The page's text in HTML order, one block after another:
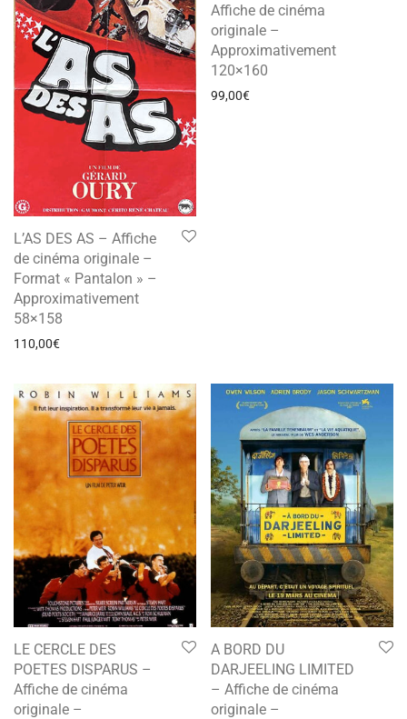
L’AS DES AS – Affiche
de cinéma originale –
Format « Pantalon » –
Approximativement
58×158
110,00€
Affiche de cinéma
originale –
Approximativement
120×160
99,00€
LE CERCLE DES
POETES DISPARUS –
Affiche de cinéma
originale –
A BORD DU
DARJEELING LIMITED
– Affiche de cinéma
originale –